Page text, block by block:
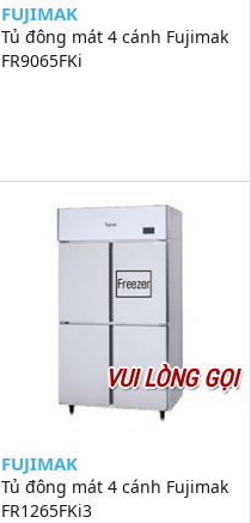
FUJIMAK
Tủ đông mát 4 cánh Fujimak
FR9065FKi
VUI LÒNG GỌI
FUJIMAK
Tủ đông mát 4 cánh Fujimak
FR1265FKi3